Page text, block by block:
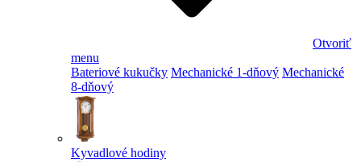
Otvoriť
menu
Bateriové kukučky Mechanické 1-dňový Mechanické
8-dňový
Kyvadlové hodiny